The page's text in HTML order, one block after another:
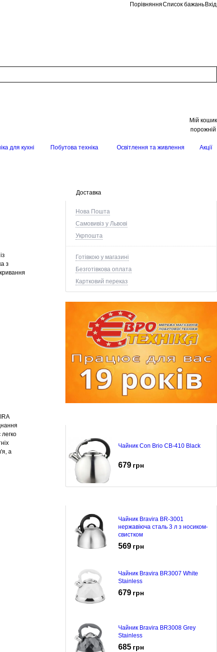
ПорівнянняСписок бажань Вхід
Мій кошик
порожній
для кухні Побутова техніка Освітлення та живлення Акції
Доставка
Нова Пошта
Самовивіз у Львові
Укрпошта
Готівкою у магазині
Безготівкова оплата
Картковий переказ
Чайник Con Brio CB-410 Black
679 грн
Чайник Bravira BR-3001
нержавіюча сталь 3 л з носиком-
свистком
569 грн
Чайник Bravira BR3007 White
Stainless
679 грн
Чайник Bravira BR3008 Grey
Stainless
685 грн
з
а